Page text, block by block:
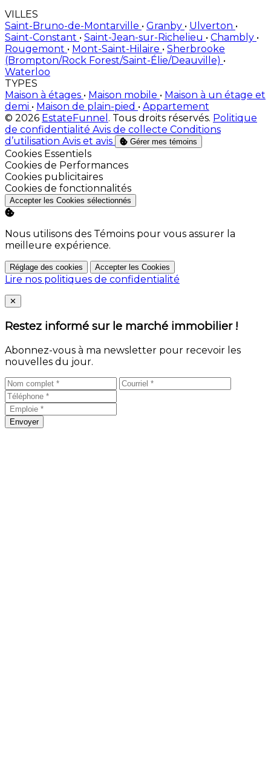
VILLES
Saint-Bruno-de-Montarville • Granby • Ulverton •
Saint-Constant • Saint-Jean-sur-Richelieu • Chambly •
Rougemont • Mont-Saint-Hilaire • Sherbrooke
(Brompton/Rock Forest/Saint-Élie/Deauville) •
Waterloo
TYPES
Maison à étages • Maison mobile • Maison à un étage et
demi • Maison de plain-pied • Appartement
© 2026 EstateFunnel . Tous droits réservés. Politique
de confidentialité Avis de collecte Conditions
d’utilisation Avis et avis Gérer mes témoins
Activer
Cookies Essentiels
Activer
Cookies de Performances
Activer
Cookies publicitaires
Activer
Cookies de fonctionnalités
Accepter les Cookies sélectionnés
Nous utilisons des Témoins pour vous assurer la
meilleure expérience.
Réglage des cookies Accepter les Cookies
Lire nos politiques de confidentialité
Close
✕
Restez informé sur le marché immobilier !
Abonnez-vous à ma newsletter pour recevoir les
nouvelles du jour.
Envoyer